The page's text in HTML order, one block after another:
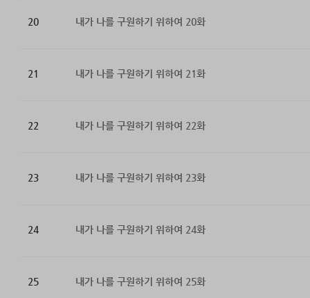
20 내가 나를 구원하기 위하여 20화
21 내가 나를 구원하기 위하여 21화
22 내가 나를 구원하기 위하여 22화
23 내가 나를 구원하기 위하여 23화
24 내가 나를 구원하기 위하여 24화
25 내가 나를 구원하기 위하여 25화